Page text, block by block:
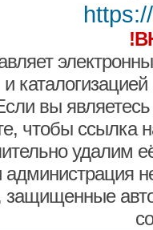
вы являетесь
чтобы ссылка
удалим